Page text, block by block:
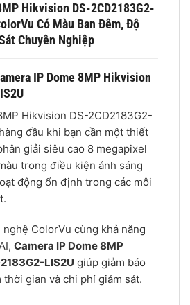
Hikvision DS-2CD2183G2-
Có Màu Ban Đêm, Độ
Chuyên Nghiệp
IP Dome 8MP Hikvision
Hikvision DS-2CD2183G2-
đầu khi bạn cần một thiết
giải siêu cao 8 megapixel
trong điều kiện ánh sáng
động ổn định trong các môi
ColorVu cùng khả năng
Camera IP Dome 8MP
LIS2U giúp giảm báo
gian và chi phí giám sát.